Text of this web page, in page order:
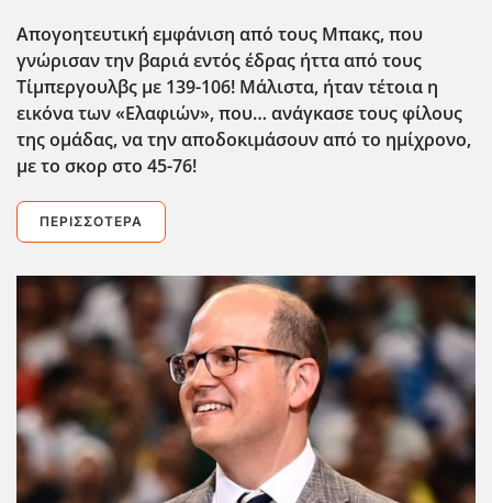
Απογοητευτική εμφάνιση από τους Μπακς, που
γνώρισαν την βαριά εντός έδρας ήττα από τους
Τίμπεργουλβς με 139-106! Μάλιστα, ήταν τέτοια η
εικόνα των «Ελαφιών», που… ανάγκασε τους φίλους
της ομάδας, να την αποδοκιμάσουν από το ημίχρονο,
με το σκορ στο 45-76!
ΠΕΡΙΣΣΌΤΕΡΑ